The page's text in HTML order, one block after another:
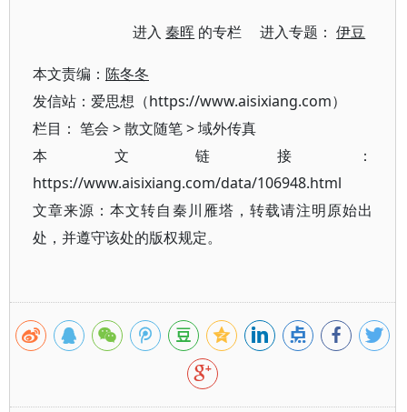
进入秦晖 的专栏 进入专题：伊豆
本文责编： 陈冬冬
发信站：爱思想（https://www.aisixiang.com）
栏目： 笔会 >散文随笔>域外传真
本文链接：
https://www.aisixiang.com/data/106948.html
文章来源：本文转自秦川雁塔，转载请注明原始出
处，并遵守该处的版权规定。